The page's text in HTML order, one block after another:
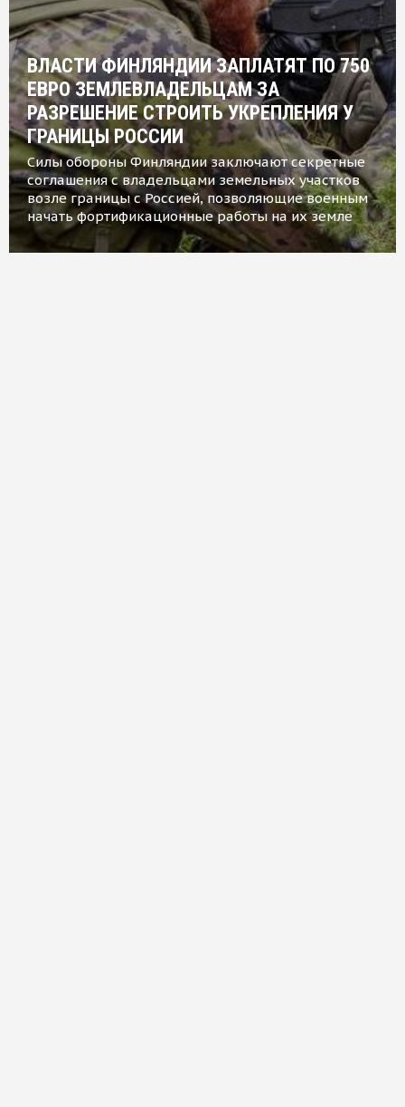
ВЛАСТИ ФИНЛЯНДИИ ЗАПЛАТЯТ ПО 750
ЕВРО ЗЕМЛЕВЛАДЕЛЬЦАМ ЗА
РАЗРЕШЕНИЕ СТРОИТЬ УКРЕПЛЕНИЯ У
ГРАНИЦЫ РОССИИ
Силы обороны Финляндии заключают секретные
соглашения с владельцами земельных участков
возле границы с Россией, позволяющие военным
начать фортификационные работы на их земле